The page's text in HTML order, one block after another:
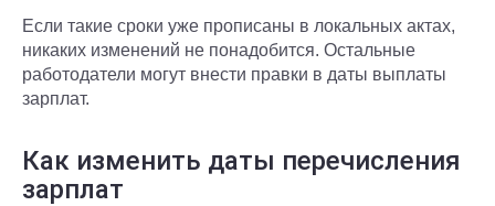
Если такие сроки уже прописаны в локальных актах,
никаких изменений не понадобится. Остальные
работодатели могут внести правки в даты выплаты
зарплат.
Как изменить даты перечисления
зарплат